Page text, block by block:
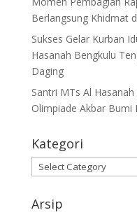
Berlangsung Khidmat
Sukses Gelar Kurban
Hasanah Bengkulu
Daging
Santri MTs Al
Olimpiade Akbar Bumi
Kategori
Kategori
Arsip